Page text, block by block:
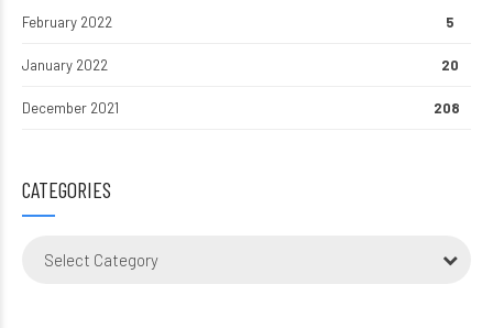
February 2022 5
January 2022 20
December 2021 208
CATEGORIES
Select Category